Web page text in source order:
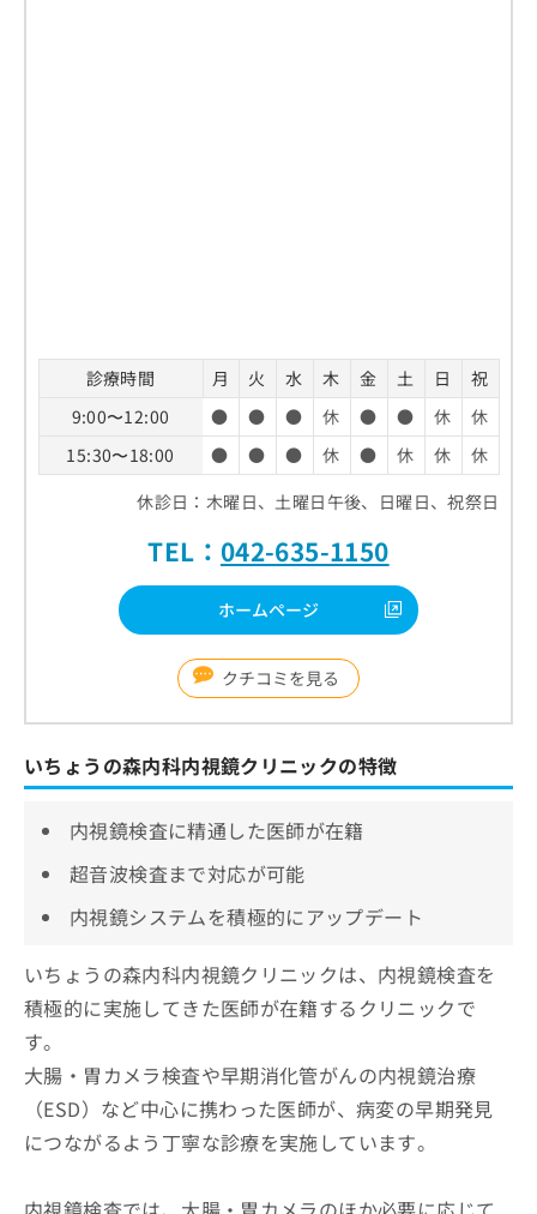
診療時間 月 火 水 木 金 土 日
祝
9:00〜12:00
● ● ● 休 ● ● 休
休
15:30〜18:00
● ● ● 休 ● 休 休
休
休診日：木曜日、土曜日午後、日曜日、祝祭日
TEL： 042-635-1150
ホームページ
クチコミを見る
いちょうの森内科内視鏡クリニックの特徴
内視鏡検査に精通した医師が在籍
超音波検査まで対応が可能
内視鏡システムを積極的にアップデート
いちょうの森内科内視鏡クリニックは、内視鏡検査を
積極的に実施してきた医師が在籍するクリニックで
す。
大腸・胃カメラ検査や早期消化管がんの内視鏡治療
（ESD）など中心に携わった医師が、病変の早期発見
につながるよう丁寧な診療を実施しています。